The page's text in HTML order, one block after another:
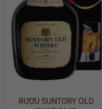
WISHLIST
RƯỢU SUNTORY OLD